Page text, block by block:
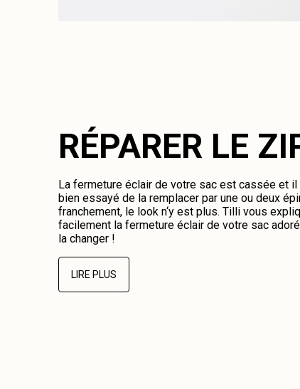
RÉPARER LE
La fermeture éclair de votre sac est cassée et
bien essayé de la remplacer par une ou deux
franchement, le look n‘y est plus. Tilli vous
facilement la fermeture éclair de votre sac
la changer !
LIRE PLUS